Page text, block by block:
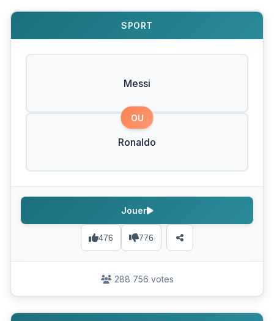
SPORT
Messi
OU
Ronaldo
476 776
Jouer
288 756 votes